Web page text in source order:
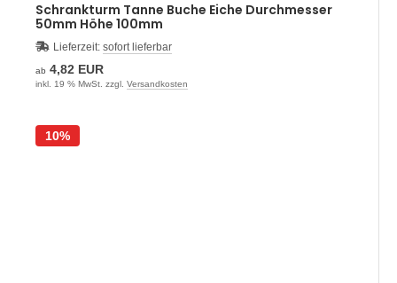
Schrankturm Tanne Buche Eiche Durchmesser
50mm Höhe 100mm
Lieferzeit: sofort lieferbar
ab 4,82 EUR
inkl. 19 % MwSt. zzgl. Versandkosten
10%